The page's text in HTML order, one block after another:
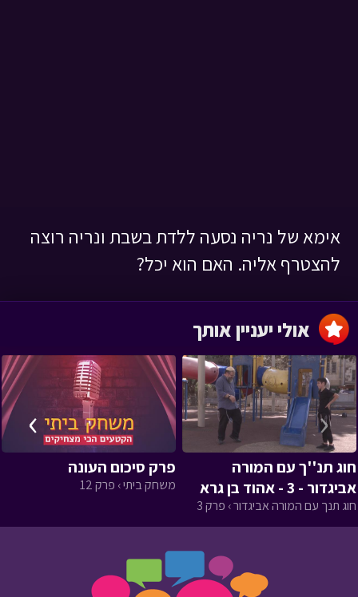
אימא של נריה נסעה ללדת בשבת ונריה רוצה
להצטרף אליה. האם הוא יכל?
חוג תנ''ך עם המורה
אביגדור - 3 - אהוד בן גרא
חוג תנך עם המורה אביגדור › פרק 3
פרק סיכום העונה
משחק ביתי › פרק 12
‹
›